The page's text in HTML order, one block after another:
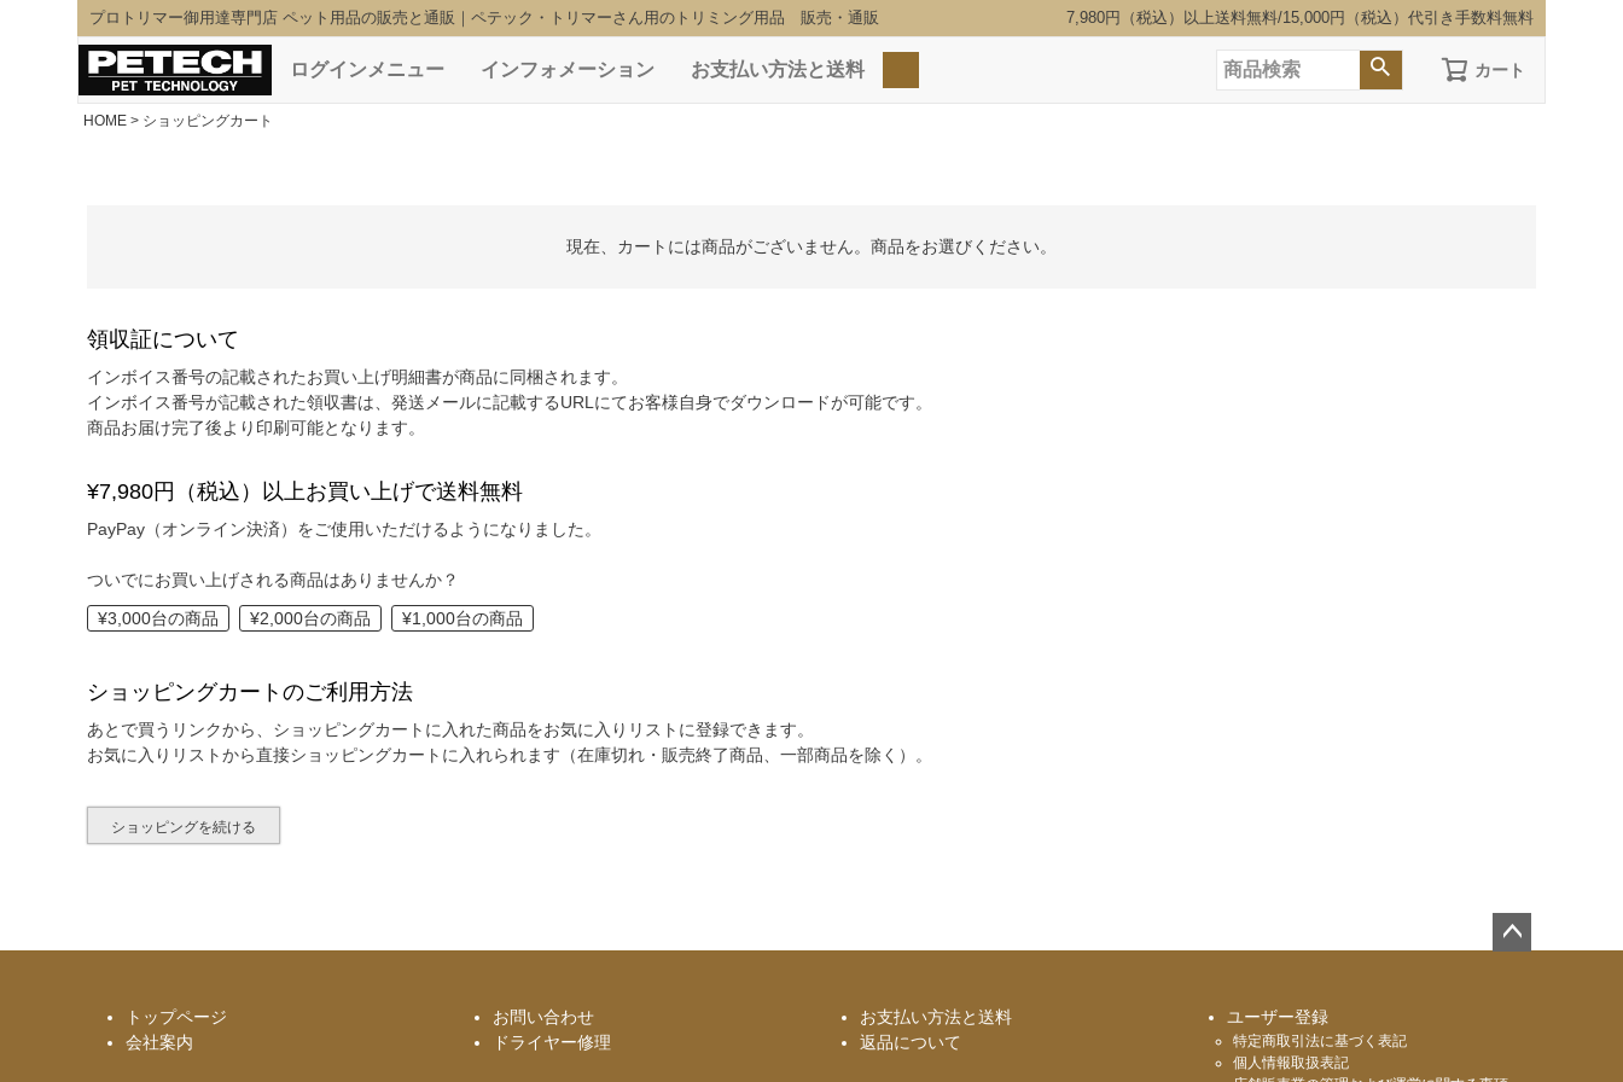
プロトリマー御用達専門店 ペット用品の販売と通販｜ペテック・トリマーさん用のトリミング用品 販売・通販 7,980円（税込）以上送料無料/15,000円（税込）代引き手数料無料
ログインメニュー インフォメーション お支払い方法と送料
検索 カート
HOME ショッピングカート
現在、カートには商品がございません。商品をお選びください。
領収証について
インボイス番号の記載されたお買い上げ明細書が商品に同梱されます。
インボイス番号が記載された領収書は、発送メールに記載するURLにてお客様自身でダウンロードが可能です。
商品お届け完了後より印刷可能となります。
¥7,980円（税込）以上お買い上げで送料無料
PayPay（オンライン決済）をご使用いただけるようになりました。
ついでにお買い上げされる商品はありませんか？
¥3,000台の商品
¥2,000台の商品 ¥1,000台の商品
ショッピングカートのご利用方法
あとで買うリンクから、ショッピングカートに入れた商品をお気に入りリストに登録できます。
お気に入りリストから直接ショッピングカートに入れられます（在庫切れ・販売終了商品、一部商品を除く）。
ショッピングを続ける
トップページ
会社案内
お問い合わせ
ドライヤー修理
お支払い方法と送料
返品について
ユーザー登録
特定商取引法に基づく表記
個人情報取扱表記